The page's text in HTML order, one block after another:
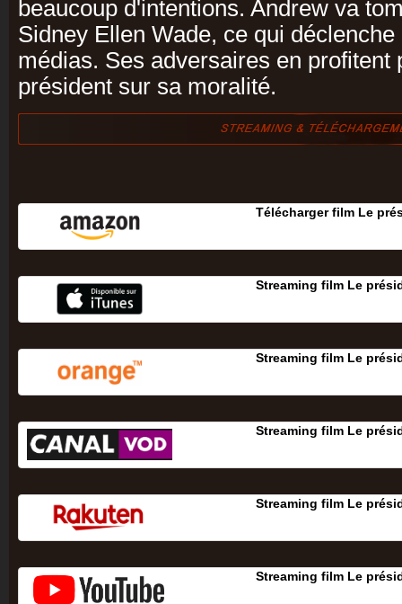
beaucoup d'intentions. Andrew va
Sidney Ellen Wade, ce qui
médias. Ses adversaires en profitent
président sur sa moralité.
Télécharger film Le
Streaming film Le
Streaming film Le
Streaming film Le
Streaming film Le
Streaming film Le